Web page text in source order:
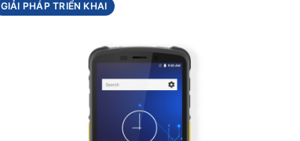
GIẢI PHÁP TRIỂN KHAI